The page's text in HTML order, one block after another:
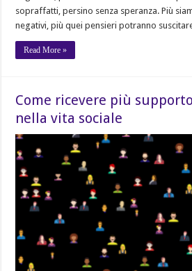
sopraffatti, persino senza speranza. Più
negativi, più quei pensieri potranno
Read More »
Come ricevere più
nella vita sociale